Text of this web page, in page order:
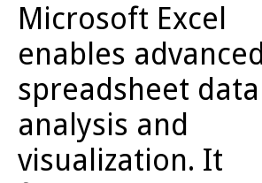
Microsoft Excel
enables advanced
spreadsheet data
analysis and
visualization. It